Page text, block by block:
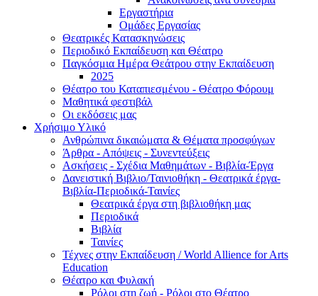
Εργαστήρια
Ομάδες Εργασίας
Θεατρικές Κατασκηνώσεις
Περιοδικό Εκπαίδευση και Θέατρο
Παγκόσμια Ημέρα Θεάτρου στην Εκπαίδευση
2025
Θέατρο του Καταπιεσμένου - Θέατρο Φόρουμ
Μαθητικά φεστιβάλ
Οι εκδόσεις μας
Χρήσιμο Υλικό
Ανθρώπινα δικαιώματα & Θέματα προσφύγων
Άρθρα - Απόψεις - Συνεντεύξεις
Ασκήσεις - Σχέδια Μαθημάτων - Βιβλία-Έργα
Δανειστική Βιβλιο/Ταινιοθήκη - Θεατρικά έργα-
Βιβλία-Περιοδικά-Ταινίες
Θεατρικά έργα στη βιβλιοθήκη μας
Περιοδικά
Βιβλία
Ταινίες
Τέχνες στην Εκπαίδευση / World Allience for Arts
Education
Θέατρο και Φυλακή
Ρόλοι στη ζωή - Ρόλοι στο Θέατρο